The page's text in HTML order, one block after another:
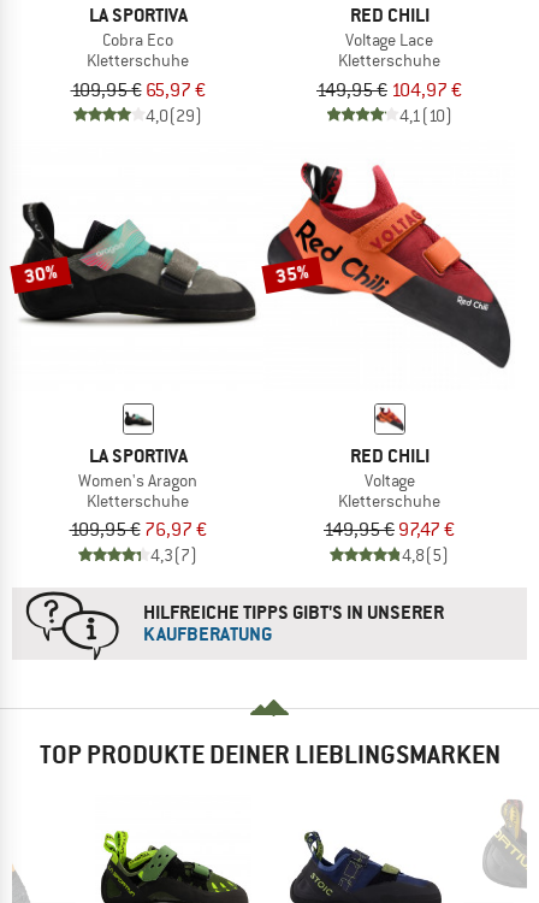
LA SPORTIVA
Cobra Eco
Kletterschuhe
109,95 € 65,97 €
4,0(29)
RED CHILI
Voltage Lace
Kletterschuhe
149,95 € 104,97 €
4,1 (10)
30%
LA SPORTIVA
Women's Aragon
Kletterschuhe
109,95 € 76,97 €
4,3(7)
35%
RED CHILI
Voltage
Kletterschuhe
149,95 € 97,47 €
4,8(5)
HILFREICHE TIPPS GIBT'S IN UNSERER
KAUFBERATUNG
TOP PRODUKTE DEINER LIEBLINGSMARKEN